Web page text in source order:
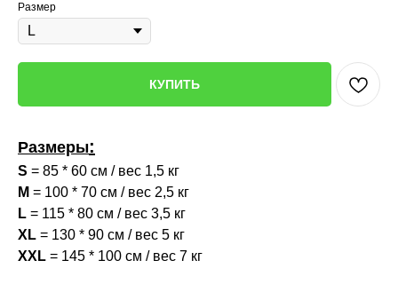
Размер
КУПИТЬ
Размеры:
S = 85 * 60 см / вес 1,5 кг
M = 100 * 70 см / вес 2,5 кг
L = 115 * 80 см / вес 3,5 кг
XL = 130 * 90 см / вес 5 кг
XXL = 145 * 100 см / вес 7 кг